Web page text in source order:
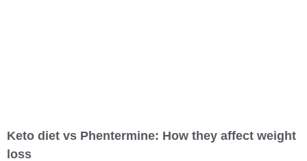
Keto diet vs Phentermine: How they affect weight
loss